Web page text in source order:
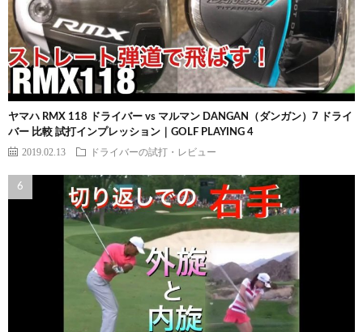
ヤマハ RMX 118 ドライバー vs マルマン DANGAN（ダンガン）7 ドライ
バー 比較 試打インプレッション｜GOLF PLAYING 4
2019.02.13 ドライバーの試打・レビュー